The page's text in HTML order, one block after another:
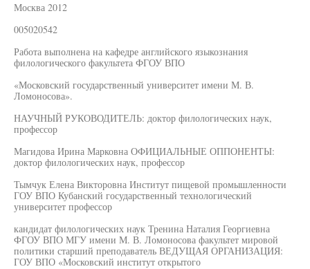
Москва 2012
005020542
Работа выполнена на кафедре английского языкознания
филологического факультета ФГОУ ВПО
«Московский государственный университет имени М. В.
Ломоносова».
НАУЧНЫЙ РУКОВОДИТЕЛЬ: доктор филологических наук,
профессор
Магидова Ирина Марковна ОФИЦИАЛЬНЫЕ ОППОНЕНТЫ:
доктор филологических наук, профессор
Тымчук Елена Викторовна Институт пищевой промышленности
ГОУ ВПО Кубанский государственный технологический
университет профессор
кандидат филологических наук Тренина Наталия Георгиевна
ФГОУ ВПО МГУ имени М. В. Ломоносова факультет мировой
политики старший преподаватель ВЕДУЩАЯ ОРГАНИЗАЦИЯ:
ГОУ ВПО «Московский институт открытого